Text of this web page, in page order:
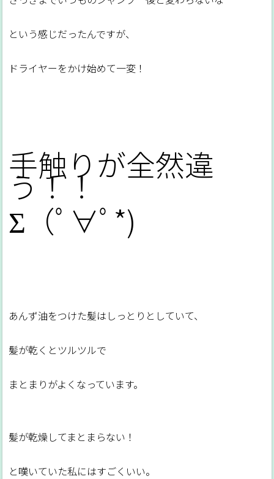
という感じだったんですが、
ドライヤーをかけ始めて一変！
手触りが全然違
う！！
Σ（ﾟ∀ﾟ*)
あんず油をつけた髪はしっとりとしていて、
髪が乾くとツルツルで
まとまりがよくなっています。
髪が乾燥してまとまらない！
と嘆いていた私にはすごくいい。